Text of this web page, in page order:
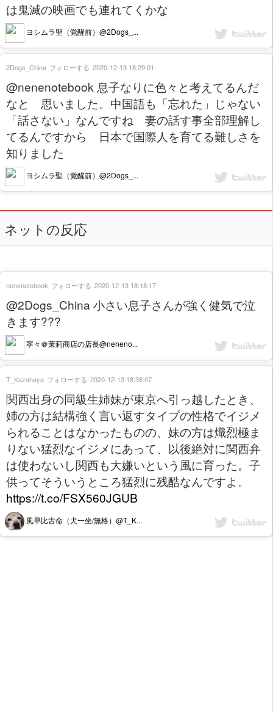
は鬼滅の映画でも連れてくかな
ヨシムラ聖（覚醒前）@2Dogs_...
@nenenotebook 息子なりに色々と考えてるんだ
なと 思いました。中国語も「忘れた」じゃない
「話さない」なんですね 妻の話す事全部理解し
てるんですから 日本で国際人を育てる難しさを
知りました
ヨシムラ聖（覚醒前）@2Dogs_...
2Dogs_China フォローする 2020-12-13 18:29:01
ネットの反応
@2Dogs_China 小さい息子さんが強く健気で泣
きます???
寧々＠茉莉商店の店長@neneno...
nenenotebook フォローする 2020-12-13 18:18:17
関西出身の同級生姉妹が東京へ引っ越したとき、
姉の方は結構強く言い返すタイプの性格でイジメ
られることはなかったものの、妹の方は熾烈極ま
りない猛烈なイジメにあって、以後絶対に関西弁
は使わないし関西も大嫌いという風に育った。子
供ってそういうところ猛烈に残酷なんですよ。
https://t.co/FSX560JGUB
風早比古命（犬一坐/無格）@T_K...
T_Kazahaya フォローする 2020-12-13 18:38:07